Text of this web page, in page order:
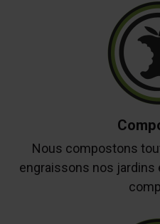
Nous compostons
engraissons nos jardins